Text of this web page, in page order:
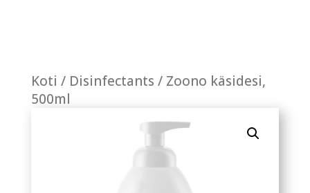
Koti / Disinfectants / Zoono käsidesi,
500ml